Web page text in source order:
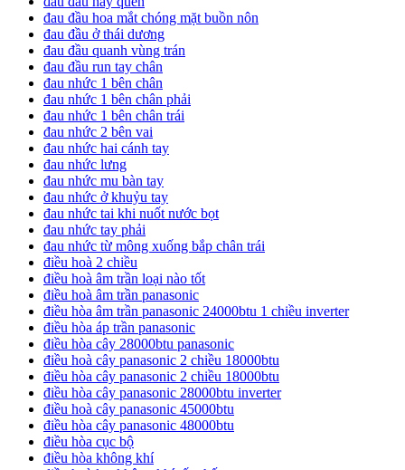
đau đầu hoa mắt chóng mặt buồn nôn
đau đầu ở thái dương
đau đầu quanh vùng trán
đau đầu run tay chân
đau nhức 1 bên chân
đau nhức 1 bên chân phải
đau nhức 1 bên chân trái
đau nhức 2 bên vai
đau nhức hai cánh tay
đau nhức lưng
đau nhức mu bàn tay
đau nhức ở khuỷu tay
đau nhức tai khi nuốt nước bọt
đau nhức tay phải
đau nhức từ mông xuống bắp chân trái
điều hoà 2 chiều
điều hoà âm trần loại nào tốt
điều hoà âm trần panasonic
điều hòa âm trần panasonic 24000btu 1 chiều inverter
điều hòa áp trần panasonic
điều hòa cây 28000btu panasonic
điều hoà cây panasonic 2 chiều 18000btu
điều hòa cây panasonic 2 chiều 18000btu
điều hòa cây panasonic 28000btu inverter
điều hoà cây panasonic 45000btu
điều hòa cây panasonic 48000btu
điều hòa cục bộ
điều hòa không khí